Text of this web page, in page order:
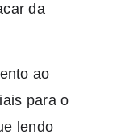
da
ao
para o
lendo